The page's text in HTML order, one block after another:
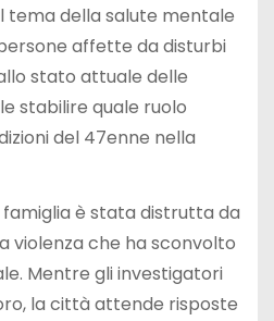
tema della salute mentale
affette da disturbi
stato attuale delle
stabilire quale ruolo
del 47enne nella
è stata distrutta da
violenza che ha sconvolto
Mentre gli investigatori
la città attende risposte